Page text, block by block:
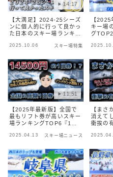
14:17
【大満足】2024-25シーズ
ンに個人的に行って良かっ
た日本のスキー場ランキン
2025.10.06 スキー場特集
【
キー場
グ
11:51
【2025年最新版】全国で
最もリフト券が高いスキー
場ランキングTOP6『1位
2025.04.13 スキー場ニュース
【まさ
消えて
衝挨の